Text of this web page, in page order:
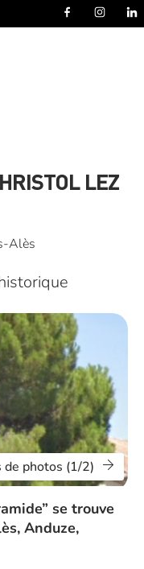
LEZ
Alès
de photos (1/2)
se trouve
Anduze,